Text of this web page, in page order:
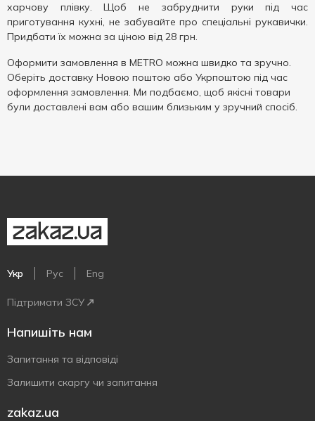
харчову плівку. Щоб не забруднити руки під час
приготування кухні, не забувайте про спеціальні рукавички.
Придбати їх можна за ціною від 28 грн.
Оформити замовлення в METRO можна швидко та зручно.
Оберіть доставку Новою поштою або Укрпоштою під час
оформлення замовлення. Ми подбаємо, щоб якісні товари
були доставлені вам або вашим близьким у зручний спосіб.
Укр Рус Eng
Підтримати ЗСУ
Напишіть нам
Запитання та відповіді
Залишити скаргу чи запитання
zakaz.ua